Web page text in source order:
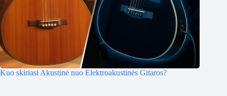
Kuo skiriasi Akustinė nuo Elektroakustinės Gitaros?